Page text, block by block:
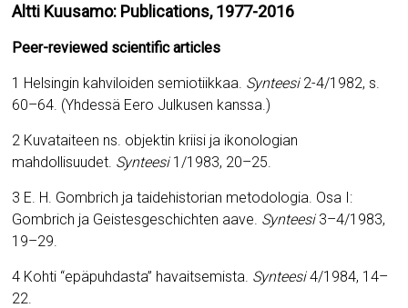
Altti Kuusamo: Publications, 1977-2016
Peer-reviewed scientific articles
1 Helsingin kahviloiden semiotiikkaa. Synteesi2-4/1982, s.
60–64. (Yhdessä Eero Julkusen kanssa.)
2 Kuvataiteen ns. objektin kriisi ja ikonologian
mahdollisuudet. Synteesi1/1983, 20–25.
3 E. H. Gombrich ja taidehistorian metodologia. Osa I:
Gombrich ja Geistesgeschichten aave. Synteesi3–4/1983,
19–29.
4 Kohti “epäpuhdasta” havaitsemista. Synteesi4/1984, 14–
22.